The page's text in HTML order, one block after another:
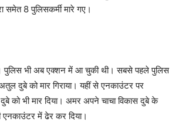
8 पुलिसकर्मी मारे गए।
पुलिस भी अब एक्शन में आ चुकी थी। सबसे पहले पुलिस
दुबे को मार गिराया। यहीं से एनकाउंटर पर
को भी मार दिया। अमर अपने चाचा विकास दुबे के
में ढेर कर दिया।